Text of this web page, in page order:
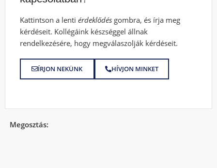
Kattintson a lentiérdeklődés gombra, és írja meg
kérdéseit. Kollégáink készséggel állnak
rendelkezésére, hogy megválaszolják kérdéseit.
ÍRJON NEKÜNK HÍVJON MINKET
Megosztás: